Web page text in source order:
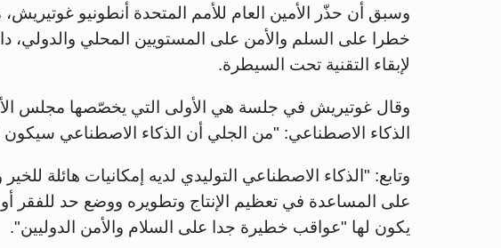
وسبق أن حذّر الأمين العام للأمم المتحدة أنطونيو
خطرا على السلم والأمن على المستويين المحلي والدولي،
لإبقاء التقنية تحت السيطرة.
الذكاء الاصطناعي: "من الجلي أن الذكاء الاصطناعي سيكون
وتابع: "الذكاء الاصطناعي التوليدي لديه إمكانيات هائلة
على المساعدة في تعظيم الإنتاج وتطويره ووضع حد للفقر
يكون لها "عواقب خطيرة جدا على السلام والأمن الدوليين".